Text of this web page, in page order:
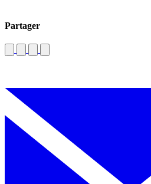
Partager